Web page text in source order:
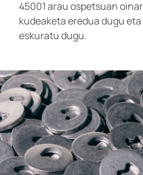
45001 arau ospetsuan
kudeaketa eredua dugu
eskuratu dugu.